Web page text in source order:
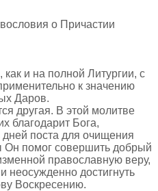
о Причастии
и на полной Литургии, с
к значению
Даров.
другая. В этой молитве
благодарит Бога,
дней поста для очищения
Он помог совершить добрый
православную веру,
неосужденно достигнуть
Воскресению.